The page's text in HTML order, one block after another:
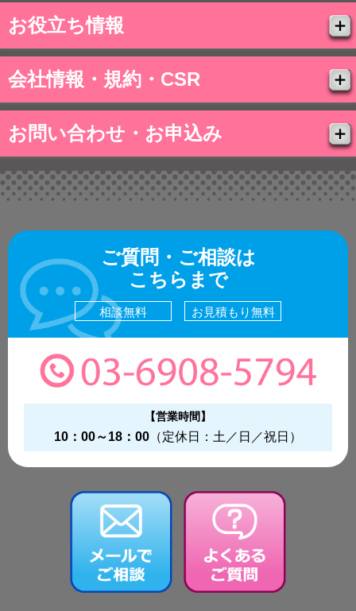
お役立ち情報
会社情報・規約・CSR
お問い合わせ・お申込み
ご質問・ご相談は
こちらまで
相談無料 お見積もり無料
【営業時間】
10：00～18：00 （定休日：土／日／祝日）